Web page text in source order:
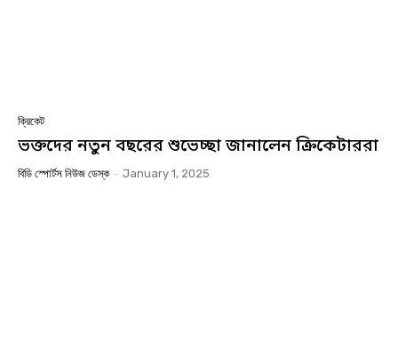
ক্রিকেট
ভক্তদের নতুন বছরের শুভেচ্ছা জানালেন ক্রিকেটাররা
বিডি স্পোর্টস নিউজ ডেস্ক - January 1, 2025